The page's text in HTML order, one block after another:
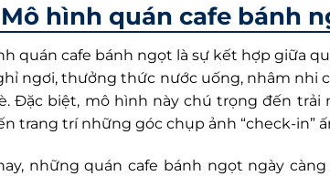
Mô hình quán cafe bánh
quán cafe bánh ngọt là sự kết hợp giữa
ngơi, thưởng thức nước uống, nhâm nhi
Đặc biệt, mô hình này chú trọng đến
trang trí những góc chụp ảnh “check-in”
những quán cafe bánh ngọt ngày